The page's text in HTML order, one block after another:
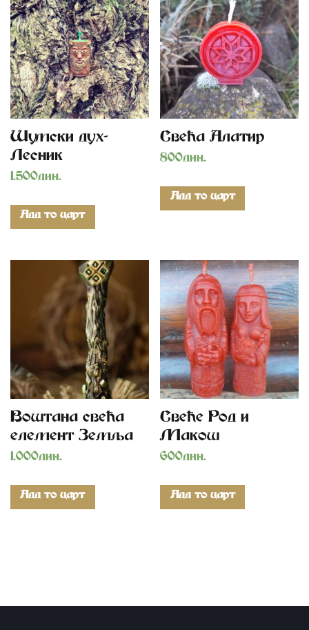
Шумски дух-
Лесник
1.500дин.
Add to cart
Свећа Алатир
800дин.
Add to cart
Воштана свећа
елемент Земља
1.000дин.
Add to cart
Свеће Род и
Макош
600дин.
Add to cart